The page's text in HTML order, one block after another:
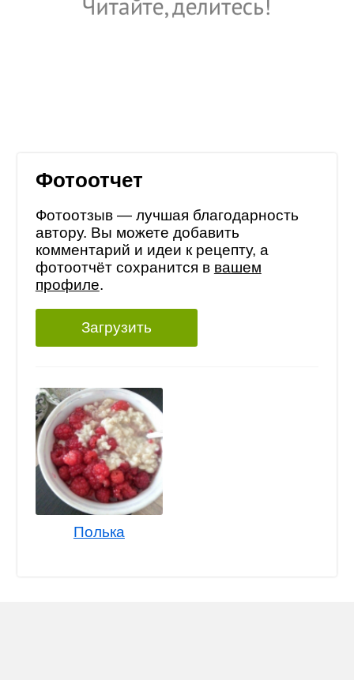
Фотоотчет
Фотоотзыв — лучшая благодарность
автору. Вы можете добавить
комментарий и идеи к рецепту, а
фотоотчёт сохранится в вашем
профиле.
Загрузить
Полька